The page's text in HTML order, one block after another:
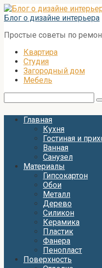
Перейти
к
Блог о дизайне интерьера
Простые советы по
Квартира
Студия
Загородный дом
Мебель
Главная
Кухня
Гостиная и
Ванная
Санузел
Материалы
Гипсокартон
Обои
Металл
Дерево
Силикон
Керамика
Пластик
Фанера
Пенопласт
Поверхность